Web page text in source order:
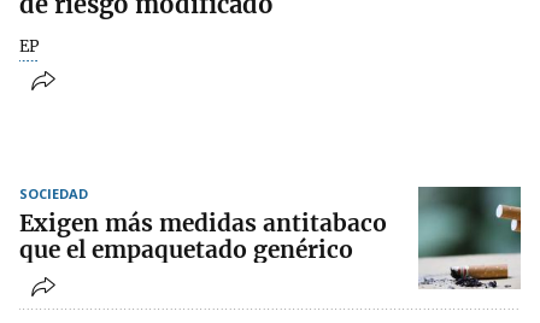
EP
SOCIEDAD
Exigen más medidas antitabaco
que el empaquetado genérico